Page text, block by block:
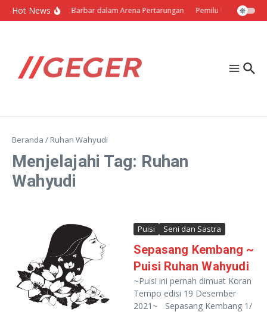
Lewati ke konten
Hot NewsPolitik Barbar dalam Arena Pertarungan Pemilu Ukraina:
Beranda / Ruhan Wahyudi
Menjelajahi Tag: Ruhan
Wahyudi
Puisi Seni dan Sastra
Sepasang Kembang ~
Puisi Ruhan Wahyudi
~Puisi ini pernah dimuat Koran
Tempo edisi 19 Desember
2021~ Sepasang Kembang 1/